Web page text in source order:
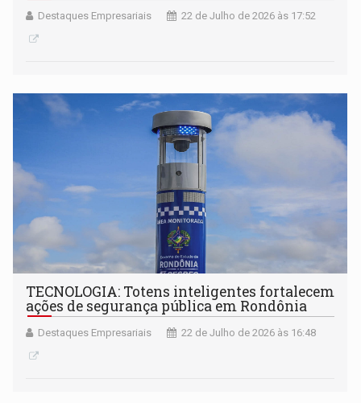
Destaques Empresariais 22 de Julho de 2026 às 17:52
TECNOLOGIA: Totens inteligentes fortalecem
ações de segurança pública em Rondônia
Destaques Empresariais 22 de Julho de 2026 às 16:48